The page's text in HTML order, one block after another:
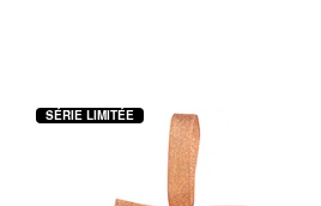
SÉRIE LIMITÉE